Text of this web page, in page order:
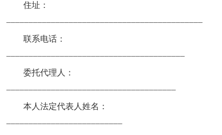
住址：
联系电话：
委托代理人：
本人法定代表人姓名：